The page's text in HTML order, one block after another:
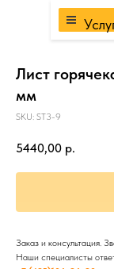
Лист
мм
SKU: ST3-9
5440,00 р.
Заказ и консультация.
Наши специалисты